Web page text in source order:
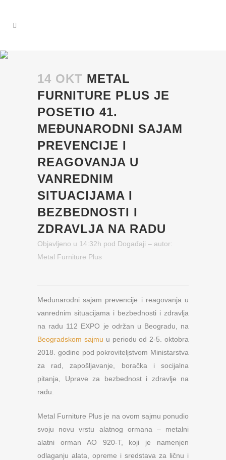
14 OKT METAL
FURNITURE PLUS JE
POSETIO 41.
MEĐUNARODNI SAJAM
PREVENCIJE I
REAGOVANJA U
VANREDNIM
SITUACIJAMA I
BEZBEDNOSTI I
ZDRAVLJA NA RADU
Objavljeno u 14:32h pod Događaji – autor:
Metal Furniture Plus
Međunarodni sajam prevencije i reagovanja u
vanrednim situacijama i bezbednosti i zdravlja
na radu 112 EXPO je održan u Beogradu, na
Beogradskom sajmu u periodu od 2-5. oktobra
2018. godine pod pokroviteljstvom Ministarstva
za rad, zapošljavanje, boračka i socijalna
pitanja, Uprave za bezbednost i zdravlje na
radu.
Metal Furniture Plus je na ovom sajmu ponudio
svoju novu vrstu alatnog ormana – metalni
alatni orman AO 920-T, koji je namenjen
odlaganju alata, opreme i sredstava za ličnu i